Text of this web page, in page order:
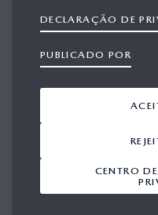
DECLARAÇÃO DE
PUBLICADO POR
CENTRO